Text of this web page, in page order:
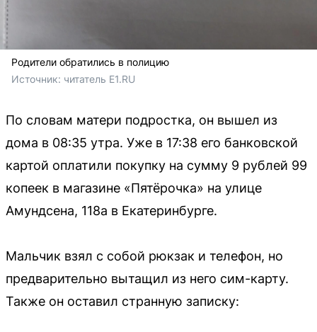
Родители обратились в полицию
Источник: читатель E1.RU
По словам матери подростка, он вышел из
дома в 08:35 утра. Уже в 17:38 его банковской
картой оплатили покупку на сумму 9 рублей 99
копеек в магазине «Пятёрочка» на улице
Амундсена, 118а в Екатеринбурге.
Мальчик взял с собой рюкзак и телефон, но
предварительно вытащил из него сим-карту.
Также он оставил странную записку: